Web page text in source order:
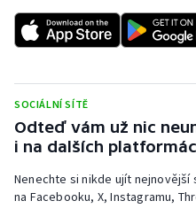
Lyže a snowboard
Motorsport
Olympijské hry
Parasport
SOCIÁLNÍ SÍTĚ
Odteď vám už nic
i na dalších
Nenechte si nikde ujít
na Facebooku, X, Instagramu,